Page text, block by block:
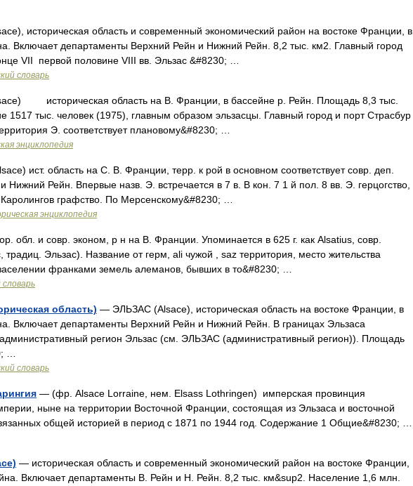
историческая область и современный экономический район на востоке Франции, в
Включает департаменты Верхний Рейн и Нижний Рейн. 8,2 тыс. км2. Главный город
VII первой половине VIII вв. Эльзас &#8230; …
словарь
историческая область на В. Франции, в бассейне р. Рейн. Площадь 8,3 тыс.
1517 тыс. человек (1975), главным образом эльзасцы. Главный город и порт Страсбур
Э. соответствует плановому&#8230; …
энциклопедия
ист. область на С. В. Франции, терр. к рой в основном соответствует совр. деп.
Нижний Рейн. Впервые назв. Э. встречается в 7 в. В кон. 7 1 й пол. 8 вв. Э. герцогство,
Каролингов графство. По Мерсенскому&#8230; …
энциклопедия
обл. и совр. эконом, р н на В. Франции. Упоминается в 625 г. как Alsatius, совр.
традиц. Эльзас). Название от герм, ali чужой , saz территория, место жительства
франками земель алеманов, бывших в то&#8230; …
словарь
область) — ЭЛЬЗАС (Alsace), историческая область на востоке Франции, в
Включает департаменты Верхний Рейн и Нижний Рейн. В границах Эльзаса
регион Эльзас (см. ЭЛЬЗАС (административный регион)). Площадь
…
словарь
— (фр. Alsace Lorraine, нем. Elsass Lothringen) имперская провинция
ныне на территории Восточной Франции, состоящая из Эльзаса и восточной
общей историей в период с 1871 по 1944 год. Содержание 1 Общие&#8230; …
— историческая область и современный экономический район на востоке Франции,
Включает департаменты В. Рейн и Н. Рейн. 8,2 тыс. км&sup2. Население 1,6 млн.